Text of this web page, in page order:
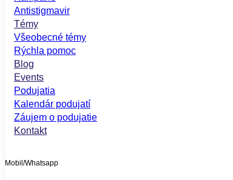
Antistigmavir
Témy
Všeobecné témy
Rýchla pomoc
Blog
Events
Podujatia
Kalendár podujatí
Záujem o podujatie
Kontakt
Mobil/Whatsapp